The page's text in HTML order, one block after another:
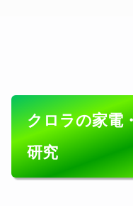
クロラの家電
研究